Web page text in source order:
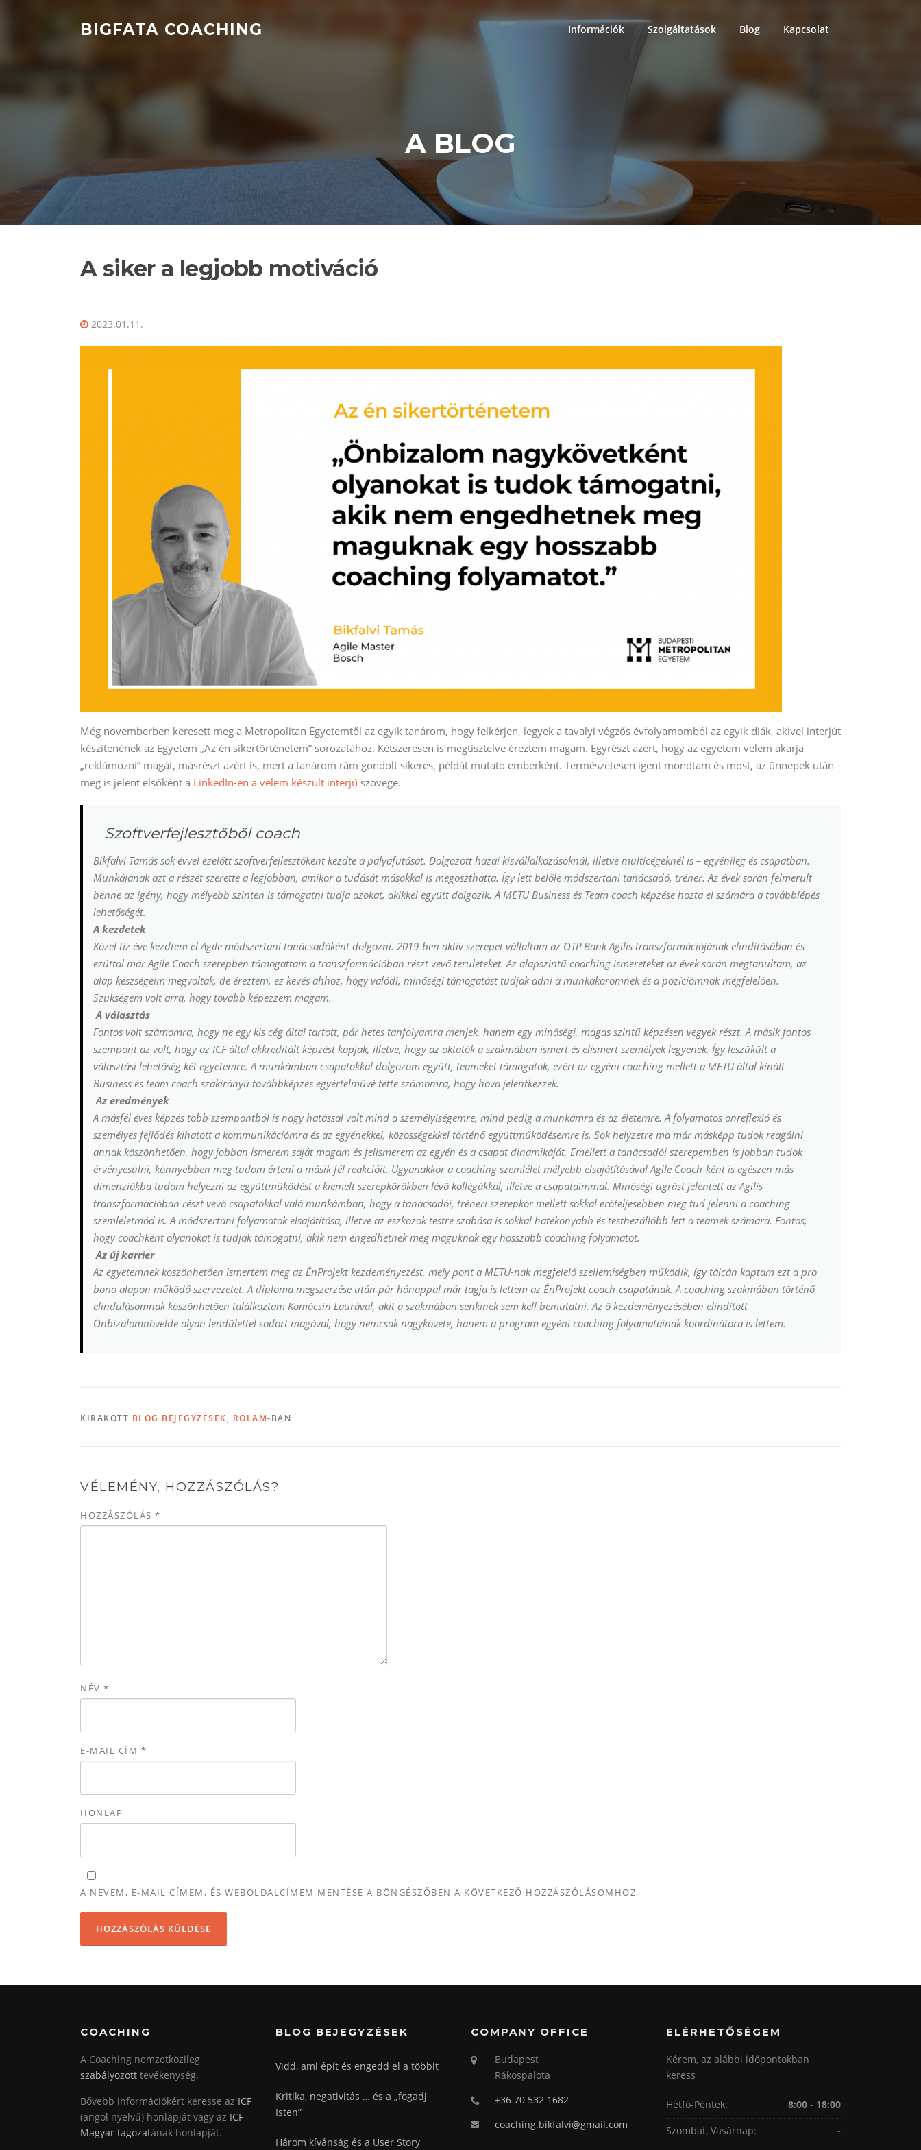
BIGFATA COACHING Információk Szolgáltatások Blog Kapcsolat
A BLOG
A siker a legjobb motiváció
2023.01.11.
Még novemberben keresett meg a Metropolitan Egyetemtől az egyik tanárom, hogy felkérjen, legyek a tavalyi végzős évfolyamomból az egyik diák, akivel interjút
készítenének az Egyetem „Az én sikertörténetem” sorozatához. Kétszeresen is megtisztelve éreztem magam. Egyrészt azért, hogy az egyetem velem akarja
„reklámozni” magát, másrészt azért is, mert a tanárom rám gondolt sikeres, példát mutató emberként. Természetesen igent mondtam és most, az ünnepek után
meg is jelent elsőként a LinkedIn-en a velem készült interjú szövege.
Szoftverfejlesztőből coach
Bikfalvi Tamás sok évvel ezelőtt szoftverfejlesztőként kezdte a pályafutását. Dolgozott hazai kisvállalkozásoknál, illetve multicégeknél is – egyénileg és csapatban.
Munkájának azt a részét szerette a legjobban, amikor a tudását másokkal is megoszthatta. Így lett belőle módszertani tanácsadó, tréner. Az évek során felmerült
benne az igény, hogy mélyebb szinten is támogatni tudja azokat, akikkel együtt dolgozik. A METU Business és Team coach képzése hozta el számára a továbblépés
lehetőségét.
A kezdetek
Közel tíz éve kezdtem el Agile módszertani tanácsadóként dolgozni. 2019-ben aktív szerepet vállaltam az OTP Bank Agilis transzformációjának elindításában és
ezúttal már Agile Coach szerepben támogattam a transzformációban részt vevő területeket. Az alapszintű coaching ismereteket az évek során megtanultam, az
alap készségeim megvoltak, de éreztem, ez kevés ahhoz, hogy valódi, minőségi támogatást tudjak adni a munkakörömnek és a pozíciómnak megfelelően.
Szükségem volt arra, hogy tovább képezzem magam.
A választás
Fontos volt számomra, hogy ne egy kis cég által tartott, pár hetes tanfolyamra menjek, hanem egy minőségi, magas szintű képzésen vegyek részt. A másik fontos
szempont az volt, hogy az ICF által akkreditált képzést kapjak, illetve, hogy az oktatók a szakmában ismert és elismert személyek legyenek. Így leszűkült a
választási lehetőség két egyetemre. A munkámban csapatokkal dolgozom együtt, teameket támogatok, ezért az egyéni coaching mellett a METU által kínált
Business és team coach szakirányú továbbképzés egyértelművé tette számomra, hogy hova jelentkezzek.
Az eredmények
A másfél éves képzés több szempontból is nagy hatással volt mind a személyiségemre, mind pedig a munkámra és az életemre. A folyamatos önreflexió és
személyes fejlődés kihatott a kommunikációmra és az egyénekkel, közösségekkel történő együttműködésemre is. Sok helyzetre ma már másképp tudok reagálni
annak köszönhetően, hogy jobban ismerem saját magam és felismerem az egyén és a csapat dinamikáját. Emellett a tanácsadói szerepemben is jobban tudok
érvényesülni, könnyebben meg tudom érteni a másik fél reakcióit. Ugyanakkor a coaching szemlélet mélyebb elsajátításával Agile Coach-ként is egészen más
dimenziókba tudom helyezni az együttműködést a kiemelt szerepkörökben lévő kollégákkal, illetve a csapataimmal. Minőségi ugrást jelentett az Agilis
transzformációban részt vevő csapatokkal való munkámban, hogy a tanácsadói, tréneri szerepkör mellett sokkal erőteljesebben meg tud jelenni a coaching
szemléletmód is. A módszertani folyamatok elsajátítása, illetve az eszközök testre szabása is sokkal hatékonyabb és testhezállóbb lett a teamek számára. Fontos,
hogy coachként olyanokat is tudjak támogatni, akik nem engedhetnek meg maguknak egy hosszabb coaching folyamatot.
Az új karrier
Az egyetemnek köszönhetően ismertem meg az ÉnProjekt kezdeményezést, mely pont a METU-nak megfelelő szellemiségben működik, így tálcán kaptam ezt a pro
bono alapon működő szervezetet. A diploma megszerzése után pár hónappal már tagja is lettem az ÉnProjekt coach-csapatának. A coaching szakmában történő
elindulásomnak köszönhetően találkoztam Komócsin Laurával, akit a szakmában senkinek sem kell bemutatni. Az ő kezdeményezésében elindított
Önbizalomnövelde olyan lendülettel sodort magával, hogy nemcsak nagykövete, hanem a program egyéni coaching folyamatainak koordinátora is lettem.
KIRAKOTT BLOG BEJEGYZÉSEK, RÓLAM-BAN
VÉLEMÉNY, HOZZÁSZÓLÁS?
HOZZÁSZÓLÁS *
NÉV *
E-MAIL CÍM *
HONLAP
A NEVEM, E-MAIL CÍMEM, ÉS WEBOLDALCÍMEM MENTÉSE A BÖNGÉSZŐBEN A KÖVETKEZŐ HOZZÁSZÓLÁSOMHOZ.
COACHING
A Coaching nemzetközileg
szabályozott tevékenység.
Bővebb információkért keresse az ICF
(angol nyelvű) honlapját vagy az ICF
Magyar tagozatának honlapját.
BLOG BEJEGYZÉSEK
Vidd, ami épít és engedd el a többit
Kritika, negativitás … és a „fogadj
Isten”
Három kívánság és a User Story
COMPANY OFFICE
Budapest
Rákospalota
+36 70 532 1682
coaching.bikfalvi@gmail.com
ELÉRHETŐSÉGEM
Kérem, az alábbi időpontokban
keress
Hétfő-Péntek:
8:00 - 18:00
Szombat, Vasárnap:
-